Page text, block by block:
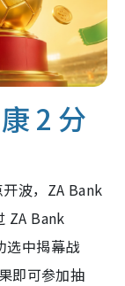
2 分
波，ZA Bank
ZA Bank
中揭幕战
即可参加抽